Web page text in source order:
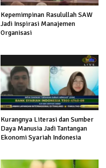
Kepemimpinan Rasulullah SAW
Jadi Inspirasi Manajemen
Organisasi
Kurangnya Literasi dan Sumber
Daya Manusia Jadi Tantangan
Ekonomi Syariah Indonesia